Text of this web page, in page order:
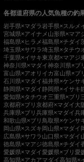
各都道府県の人気魚種の釣
岩手県×マダラ 岩手県×スルメ
宮城県×アイナメ 山形県×マア
福島県×ヒラメ福島県×チダイ
埼玉県×サワラ埼玉県×タチウ
千葉県×イサキ東京都×マアジ
神奈川県×マダイ神奈川県×ブ
富山県×アオリイカ富山県×ブ
石川県×マダイ福井県×ケンサ
静岡県×マダイ静岡県×イサキ
愛知県×タチウオ三重県×ブリ
京都府×ブリ 京都府×マダイ 大
兵庫県×ブリ 兵庫県×マダイ兵
和歌山県×ブリ 鳥取県×ケンサ
岡山県×スズキ岡山県×マダイ
広島県×サワラ 山口県×マダイ
徳島県×マアジ徳島県×チダイ
愛媛県×マダイ愛媛県×ブリ 愛
高知県×アカアマダイ高知県×